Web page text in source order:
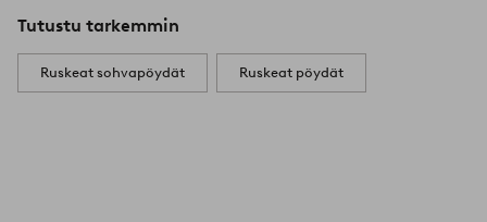
Tutustu tarkemmin
Ruskeat sohvapöydät Ruskeat pöydät